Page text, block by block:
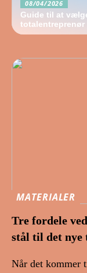
08/04/2026
Guide til at
totalentreprenør
MATERIALER
Tre fordele
stål til det nye
Når det kommer